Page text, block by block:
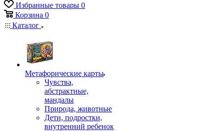
Избранные товары 0
Корзина 0
Каталог
Mетафорические карты
Чувства,
абстрактные,
мандалы
Природа, животные
Дети, подростки,
внутренний ребенок